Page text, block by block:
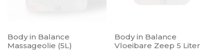
Body in Balance
Massageolie (5L)
Body in Balance
Vloeibare Zeep 5 Liter